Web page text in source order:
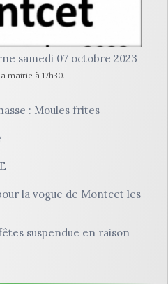
samedi 07 octobre 2023
mairie à 17h30.
: Moules frites
la vogue de Montcet les
suspendue en raison